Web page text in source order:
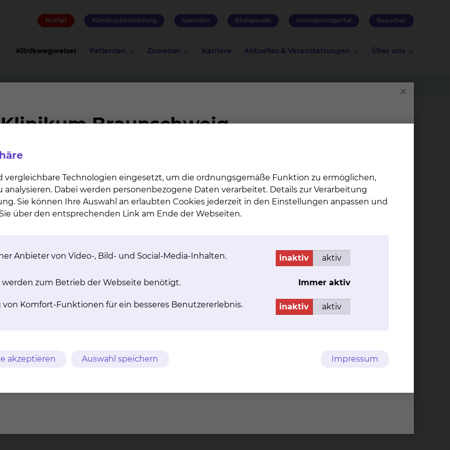
Notfall Klinikroutenführung Spenden Blutspende Innovationsportal Besucher
Klinikwegweiser Patienten Zuweiser Karriere Aktuelles & Veranstaltungen Über uns
Gangschule
Behandlungsangebot der Physiotherapie.
Behandlungsverfahren geeignet?
des Gangbildes. Dies kann durch orthopädisch-traumatische Verlerzngen, nach
Gangbildes mit maximaler Gehleistung zu erreichen.
vergleichbare Technologien eingesetzt, um die ordnungsgemäße Funktion zu ermöglichen,
Dabei werden personenbezogene Daten verarbeitet. Details zur Verarbeitung
Sie können Ihre Auswahl an erlaubten Cookies jederzeit in den Einstellungen anpassen und
über den entsprechenden Link am Ende der Webseiten.
Anbieter von Video-, Bild- und Social-Media-Inhalten. inaktiv aktiv
werden zum Betrieb der Webseite benötigt. Immer aktiv
Komfort-Funktionen für ein besseres Benutzererlebnis. inaktiv aktiv
akzeptieren Auswahl speichern Impressum